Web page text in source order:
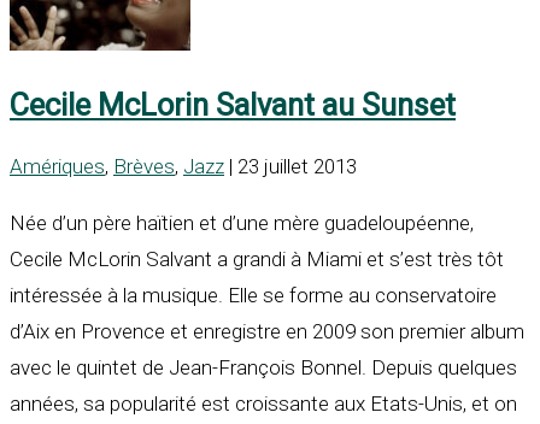
Cecile McLorin Salvant au Sunset
Amériques, Brèves, Jazz | 23 juillet 2013
Née d’un père haïtien et d’une mère guadeloupéenne,
Cecile McLorin Salvant a grandi à Miami et s’est très tôt
intéressée à la musique. Elle se forme au conservatoire
d’Aix en Provence et enregistre en 2009 son premier album
avec le quintet de Jean-François Bonnel. Depuis quelques
années, sa popularité est croissante aux Etats-Unis, et on